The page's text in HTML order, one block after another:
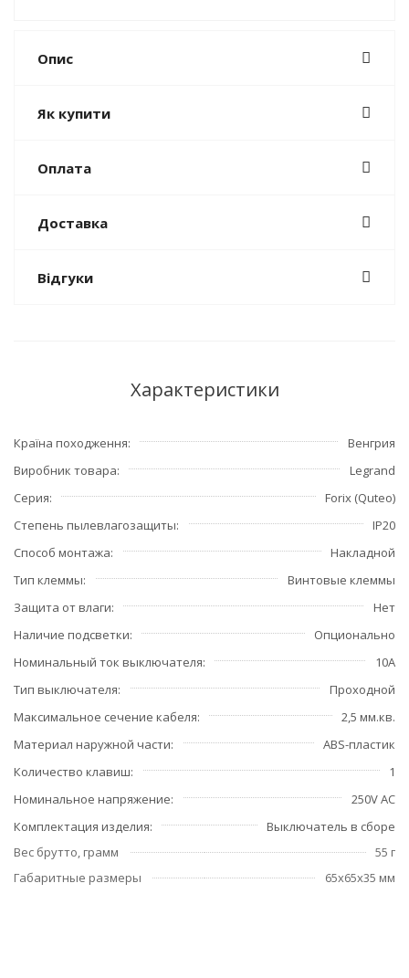
Опис
Як купити
Оплата
Доставка
Відгуки
Характеристики
Країна походження
Венгрия
Виробник товара
Legrand
Серия
Forix (Quteo)
Степень пылевлагозащиты
IP20
Способ монтажа
Накладной
Тип клеммы
Винтовые клеммы
Защита от влаги
Нет
Наличие подсветки
Опционально
Номинальный ток выключателя
10А
Тип выключателя
Проходной
Максимальное сечение кабеля
2,5 мм.кв.
Материал наружной части
ABS-пластик
Количество клавиш
1
Номинальное напряжение
250V AC
Комплектация изделия
Выключатель в сборе
Вес брутто, грамм
55 г
Габаритные размеры
65x65x35 мм